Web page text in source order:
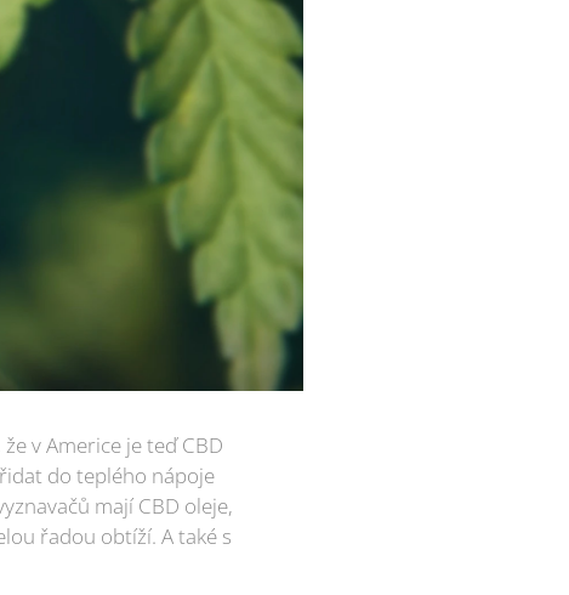
v Americe je teď CBD
do teplého nápoje
mají CBD oleje,
řadou obtíží. A také s